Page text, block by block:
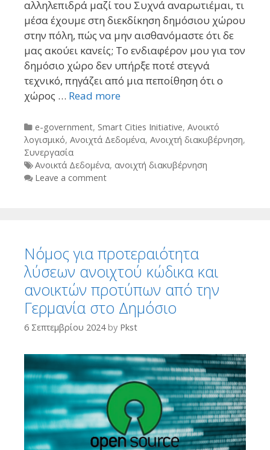
αλληλεπιδρά μαζί του Συχνά αναρωτιέμαι, τι
μέσα έχουμε στη διεκδίκηση δημόσιου χώρου
στην πόλη, πώς να μην αισθανόμαστε ότι δε
μας ακούει κανείς; Το ενδιαφέρον μου για τον
δημόσιο χώρο δεν υπήρξε ποτέ στεγνά
τεχνικό, πηγάζει από μια πεποίθηση ότι ο
χώρος … Read more
Categories
e-government, Smart Cities Initiative, Ανοικτό
λογισμικό, Ανοιχτά Δεδομένα, Ανοιχτή διακυβέρνηση,
Συνεργασία
Tags
Ανοικτά Δεδομένα, ανοιχτή διακυβέρνηση
Leave a comment
Νόμος για προτεραιότητα
λύσεων ανοιχτού κώδικα και
ανοικτών προτύπων από την
Γερμανία στο Δημόσιο
6 Σεπτεμβρίου 2024 by Pkst